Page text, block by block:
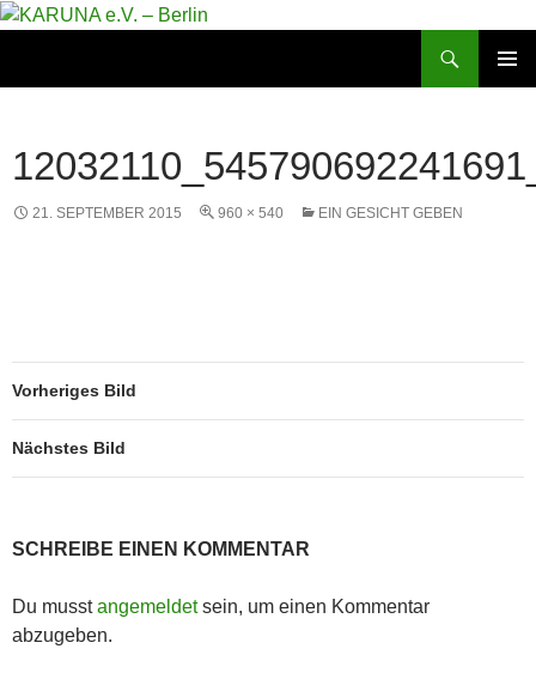
Zum
21. SEPTEMBER 2015 960 × 540 EIN GESICHT GEBEN
Vorheriges Bild
Nächstes Bild
SCHREIBE EINEN KOMMENTAR
Du musstangemeldetsein, um einen Kommentar
abzugeben.